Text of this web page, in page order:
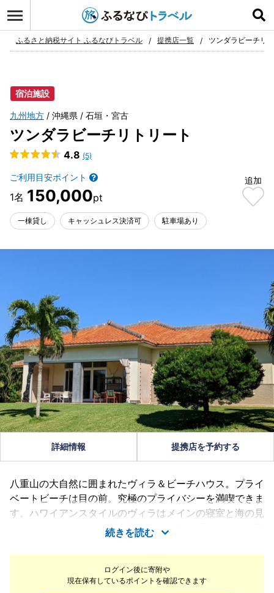
お気に入り
ふるさと納税サイト ふるなびトラベル 提携店一覧 ツンダラビーチリ
宿泊施設
九州地方 沖縄県 石垣・宮古
ツンダラビーチリトリート
4.8 (5)
ご利用目安ポイント
150,000
追加
一棟貸し キャッシュレス決済可 駐車場あり
ログイン後に寄附や
現在保有しているポイントを確認できます
詳細情報 提携店を予約する
八重山の大自然に囲まれたヴィラ＆ビーチハウス。プライ
ベートビーチは目の前。究極のプライバシーを満喫できま
す。ハワイアンスタイルのヴィラはメインの寝室と海の見
えるセカンドベッドルームがある2BLDK、最大6名がご宿
泊可能。オープンキッチンで料理も楽しめます。ビーチハ
ウスは明るく広々した1LDKでどの部屋からも海が見えま
す。最大4人がご宿泊可能。どちらの施設もキッチン、
BBQセット、洗濯機など、生活に必要な電化製品が揃って
続きを読む